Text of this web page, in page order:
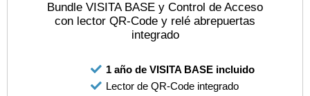
Bundle VISITA BASE y Control de Acceso
con lector QR-Code y relé abrepuertas
integrado
1 año de VISITA BASE incluido
Lector de QR-Code integrado